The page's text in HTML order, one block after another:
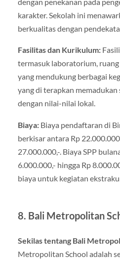
karakter. Sekolah ini
berkualitas dengan
Fasilitas dan Kurikulum:
termasuk laboratorium, ruang
yang mendukung berbagai
yang di terapkan
dengan nilai-nilai lokal.
Biaya:Biaya pendaftaran di
berkisar antara Rp
27.000.000,-. Biaya SPP
6.000.000,- hingga Rp
biaya untuk kegiatan
8. Bali Metropolitan
Sekilas tentang Bali
Metropolitan School adalah